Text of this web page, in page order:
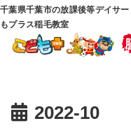
千葉県千葉市の放課後等デイサ
もプラス稲毛教室
2022-10